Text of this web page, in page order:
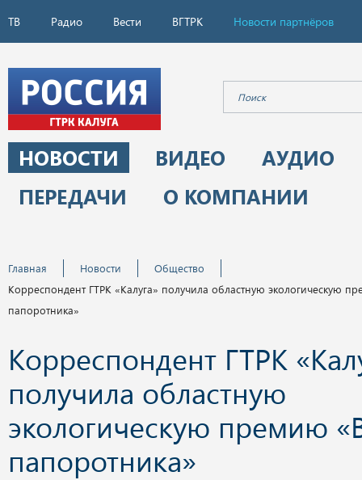
ТВ Радио Вести ВГТРК Новости партнёров
НОВОСТИ ВИДЕО
АУДИО
ПЕРЕДАЧИ
О КОМПАНИИ
Главная Новости
Общество
Корреспондент ГТРК «Калуга» получила областную экологическую
папоротника»
Корреспондент ГТРК
получила областную
экологическую премию
папоротника»